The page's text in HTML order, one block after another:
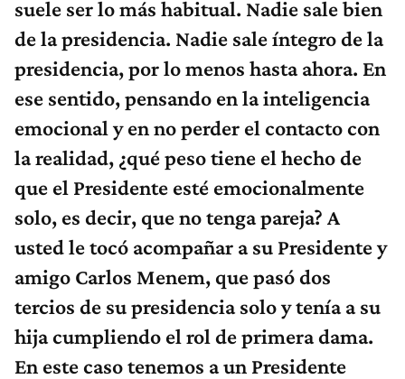
suele ser lo más habitual. Nadie sale bien
de la presidencia. Nadie sale íntegro de la
presidencia, por lo menos hasta ahora. En
ese sentido, pensando en la inteligencia
emocional y en no perder el contacto con
la realidad, ¿qué peso tiene el hecho de
que el Presidente esté emocionalmente
solo, es decir, que no tenga pareja? A
usted le tocó acompañar a su Presidente y
amigo Carlos Menem, que pasó dos
tercios de su presidencia solo y tenía a su
hija cumpliendo el rol de primera dama.
En este caso tenemos a un Presidente